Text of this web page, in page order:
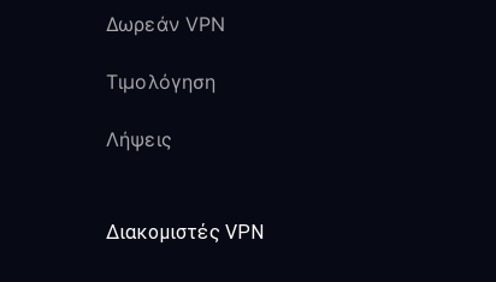
Δωρεάν VPN
Τιμολόγηση
Λήψεις
Διακομιστές VPN